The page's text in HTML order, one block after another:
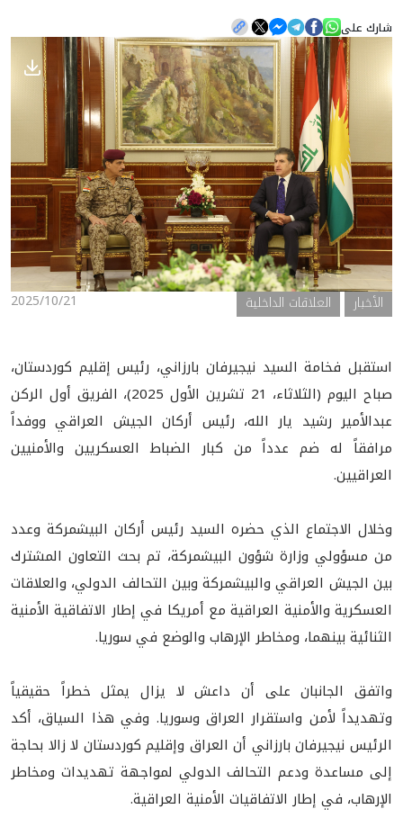
المؤسسات
الأخبار
المعرض
شارك على
2025/10/21 الأخبار العلاقات الداخلية
استقبل فخامة السيد نيجيرفان بارزاني، رئيس إقليم كوردستان،
صباح اليوم (الثلاثاء، 21 تشرين الأول 2025)، الفريق أول الركن
عبدالأمير رشيد يار الله، رئيس أركان الجيش العراقي ووفداً
مرافقاً له ضم عدداً من كبار الضباط العسكريين والأمنيين
العراقيين.
وخلال الاجتماع الذي حضره السيد رئيس أركان البيشمركة وعدد
من مسؤولي وزارة شؤون البيشمركة، تم بحث التعاون المشترك
بين الجيش العراقي والبيشمركة وبين التحالف الدولي، والعلاقات
العسكرية والأمنية العراقية مع أمريكا في إطار الاتفاقية الأمنية
الثنائية بينهما، ومخاطر الإرهاب والوضع في سوريا.
واتفق الجانبان على أن داعش لا يزال يمثل خطراً حقيقياً
وتهديداً لأمن واستقرار العراق وسوريا. وفي هذا السياق، أكد
الرئيس نيجيرفان بارزاني أن العراق وإقليم كوردستان لا زالا بحاجة
إلى مساعدة ودعم التحالف الدولي لمواجهة تهديدات ومخاطر
الإرهاب، في إطار الاتفاقيات الأمنية العراقية.